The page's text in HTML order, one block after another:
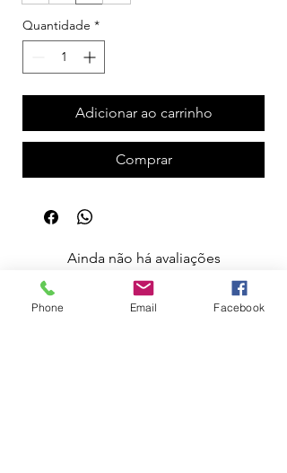
Quantidade *
Adicionar ao carrinho
Comprar
Ainda não há avaliações
Compartilhe sua opinião. Seja o primeiro a
deixar uma avaliação.
Phone Email Facebook